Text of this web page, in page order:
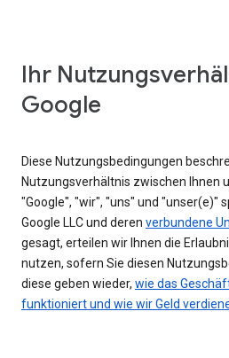
Ihr
Google
Diese Nutzungsbedingungen
Nutzungsverhältnis zwischen Ihnen
"Google", "wir", "uns" und "unser(e)"
Google LLC und deren verbundene
gesagt, erteilen wir Ihnen die
nutzen, sofern Sie diesen
diese geben wieder, wie das
funktioniert und wie wir Geld